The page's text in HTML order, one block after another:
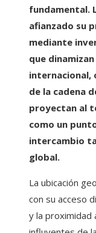
fundamental.
afianzado su
mediante
que
internacional,
de la cadena
proyectan al
como un
intercambio
global.
La ubicación
con su acceso
y la proximidad